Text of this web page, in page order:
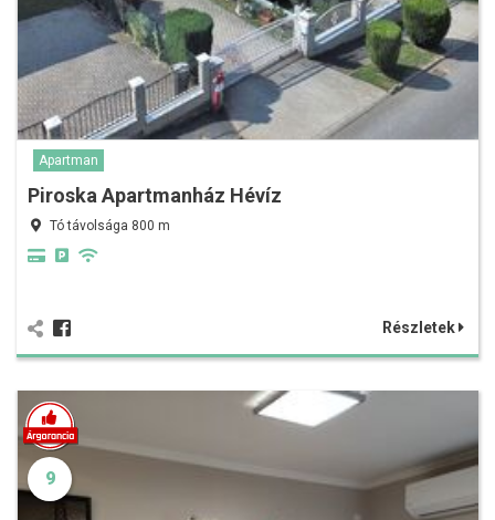
Apartman
Piroska Apartmanház Hévíz
Tó távolsága 800 m
Részletek
9